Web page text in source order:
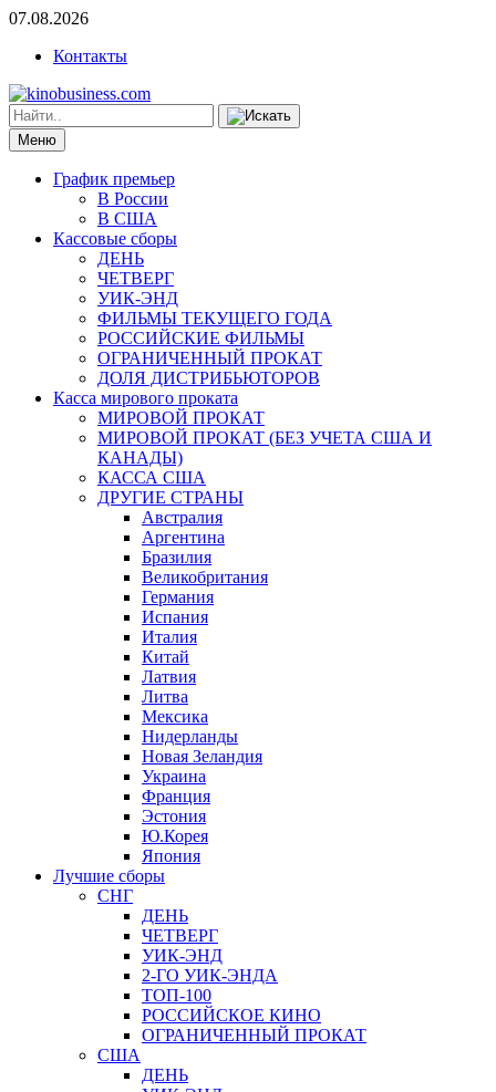
07.08.2026
Контакты
Меню
График премьер
В России
В США
Кассовые сборы
ДЕНЬ
ЧЕТВЕРГ
УИК-ЭНД
ФИЛЬМЫ ТЕКУЩЕГО ГОДА
РОССИЙСКИЕ ФИЛЬМЫ
ОГРАНИЧЕННЫЙ ПРОКАТ
ДОЛЯ ДИСТРИБЬЮТОРОВ
Касса мирового проката
МИРОВОЙ ПРОКАТ
МИРОВОЙ ПРОКАТ (БЕЗ УЧЕТА США И
КАНАДЫ)
КАССА США
ДРУГИЕ СТРАНЫ
Австралия
Аргентина
Бразилия
Великобритания
Германия
Испания
Италия
Китай
Латвия
Литва
Мексика
Нидерланды
Новая Зеландия
Украина
Франция
Эстония
Ю.Корея
Япония
Лучшие сборы
СНГ
ДЕНЬ
ЧЕТВЕРГ
УИК-ЭНД
2-ГО УИК-ЭНДА
ТОП-100
РОССИЙСКОЕ КИНО
ОГРАНИЧЕННЫЙ ПРОКАТ
США
ДЕНЬ